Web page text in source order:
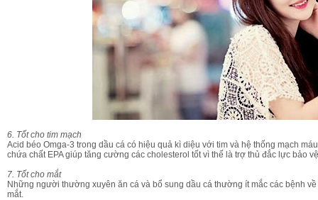
6. Tốt cho tim mạch
Acid béo Omga-3 trong dầu cá có hiệu quả kì diệu với tim và hệ thống mạch
chứa chất EPA giúp tăng cường các cholesterol tốt vì thế là trợ thủ đắc lực bảo
7. Tốt cho mắt
Những người thường xuyên ăn cá và bổ sung dầu cá thường ít mắc các bệnh
mắt.
Bộ Mỹ Phẩm Kayoko Plus Chính Hãng
Mua hàng
Bộ Mỹ Phẩm Meiya Màu
Hãng Nhật Bản
Mua hàng